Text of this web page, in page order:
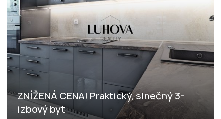
ZNÍŽENÁ CENA! Praktický, slnečný 3-
izbový byt